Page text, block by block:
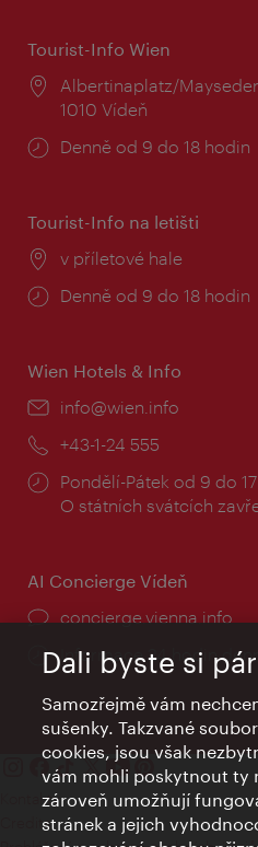
Tourist-Info Wien
Místo:
Albertinaplatz/
1010 Vídeň
Provozní
Denně od 9 do 18 hodin
Tourist-Info na letišti
Místo:
v příletové hale
Provozní
Denně od 9 do 18 hodin
Wien Hotels & Info
E-
info@wien.info
Telefon:
+43-1-24 555
Provozní
doba:
Pondělí-Pátek od 9 do
O státních svátcích
AI Concierge Vídeň
concierge.vienna.info
Informace 24 hodin
Kontakty
Credits
Dali byste si
Samozřejmě vám
sušenky. Takzvané
cookies, jsou však
vám mohli poskytnout ty
zároveň umožňují
stránek a jejich